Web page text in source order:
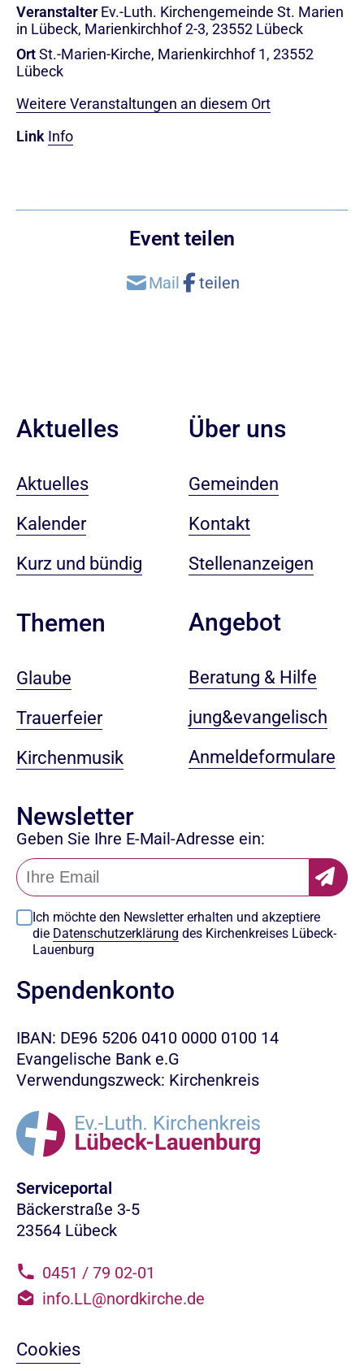
Veranstalter Ev.-Luth. Kirchengemeinde St. Marien
in Lübeck, Marienkirchhof 2-3, 23552 Lübeck
OrtSt.-Marien-Kirche, Marienkirchhof 1, 23552
Lübeck
Weitere Veranstaltungen an diesem Ort
Link Info
Event teilen
Aktuelles
Aktuelles
Kalender
Kurz und bündig
Themen
Glaube
Trauerfeier
Kirchenmusik
Über uns
Gemeinden
Kontakt
Stellenanzeigen
Angebot
Beratung & Hilfe
jung&evangelisch
Anmeldeformulare
Newsletter
Geben Sie Ihre E-Mail-Adresse ein:
Ich möchte den Newsletter erhalten und akzeptiere
die Datenschutzerklärung des Kirchenkreises Lübeck-
Lauenburg
Spendenkonto
IBAN: DE96 5206 0410 0000 0100 14
Evangelische Bank e.G
Verwendungszweck: Kirchenkreis
Serviceportal
Bäckerstraße 3-5
23564 Lübeck
0451 / 79 02-01
info.LL@nordkirche.de
Cookies